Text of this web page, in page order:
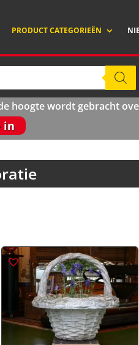
PRODUCT CATEGORIEËN
hoogte wordt gebracht
in